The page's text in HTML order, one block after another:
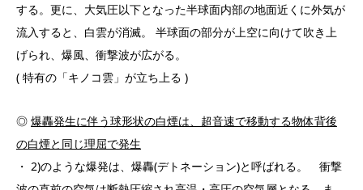
する。更に、大気圧以下となった半球面内部の地面近くに外気が
流入すると、白雲が消滅。 半球面の部分が上空に向けて吹き上
げられ、爆風、衝撃波が広がる。
( 特有の「キノコ雲」が立ち上る )
◎ 爆轟発生に伴う球形状の白煙は、超音速で移動する物体背後
の白煙と同じ理屈で発生
・ 2)のような爆発は、爆轟(デトネーション)と呼ばれる。 衝撃